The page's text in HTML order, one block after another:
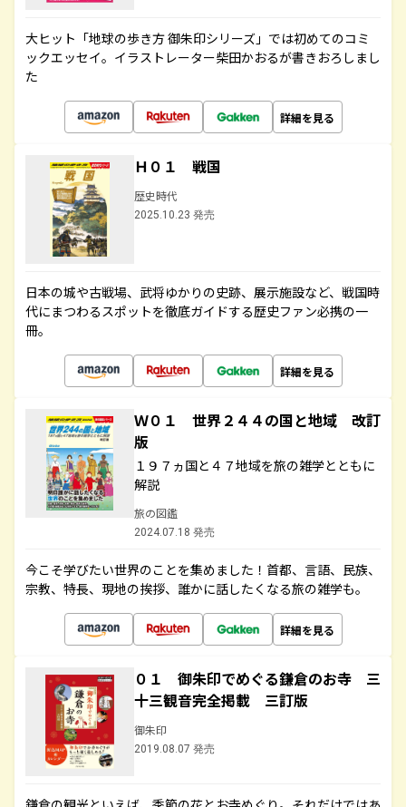
大ヒット「地球の歩き方 御朱印シリーズ」では初めてのコミ
ックエッセイ。イラストレーター柴田かおるが書きおろしまし
た
詳細を見る
Ｈ０１ 戦国
歴史時代
2025.10.23 発売
日本の城や古戦場、武将ゆかりの史跡、展示施設など、戦国時
代にまつわるスポットを徹底ガイドする歴史ファン必携の一
冊。
詳細を見る
Ｗ０１ 世界２４４の国と地域 改訂
版
１９７ヵ国と４７地域を旅の雑学とともに
解説
旅の図鑑
2024.07.18 発売
今こそ学びたい世界のことを集めました！首都、言語、民族、
宗教、特長、現地の挨拶、誰かに話したくなる旅の雑学も。
詳細を見る
０１ 御朱印でめぐる鎌倉のお寺 三
十三観音完全掲載 三訂版
御朱印
2019.08.07 発売